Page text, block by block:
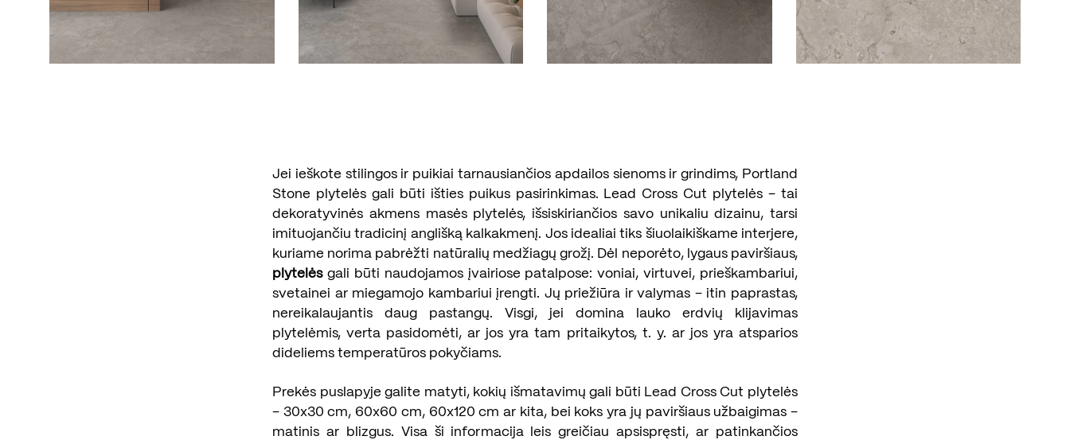
Jei ieškote stilingos ir puikiai tarnausiančios apdailos sienoms ir grindims, Portland
Stone plytelės gali būti išties puikus pasirinkimas. Lead Cross Cut plytelės – tai
dekoratyvinės akmens masės plytelės, išsiskiriančios savo unikaliu dizainu, tarsi
imituojančiu tradicinį anglišką kalkakmenį. Jos idealiai tiks šiuolaikiškame interjere,
kuriame norima pabrėžti natūralių medžiagų grožį. Dėl neporėto, lygaus paviršiaus,
plytelėsgali būti naudojamos įvairiose patalpose: voniai, virtuvei, prieškambariui,
svetainei ar miegamojo kambariui įrengti. Jų priežiūra ir valymas – itin paprastas,
nereikalaujantis daug pastangų. Visgi, jei domina lauko erdvių klijavimas
plytelėmis, verta pasidomėti, ar jos yra tam pritaikytos, t. y. ar jos yra atsparios
dideliems temperatūros pokyčiams.
Prekės puslapyje galite matyti, kokių išmatavimų gali būti Lead Cross Cut plytelės
– 30x30 cm, 60x60 cm, 60x120 cm ar kita, bei koks yra jų paviršiaus užbaigimas –
matinis ar blizgus. Visa ši informacija leis greičiau apsispręsti, ar patinkančios